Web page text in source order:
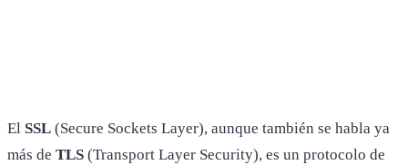
El SSL (Secure Sockets Layer), aunque también se habla ya
más de TLS (Transport Layer Security), es un protocolo de